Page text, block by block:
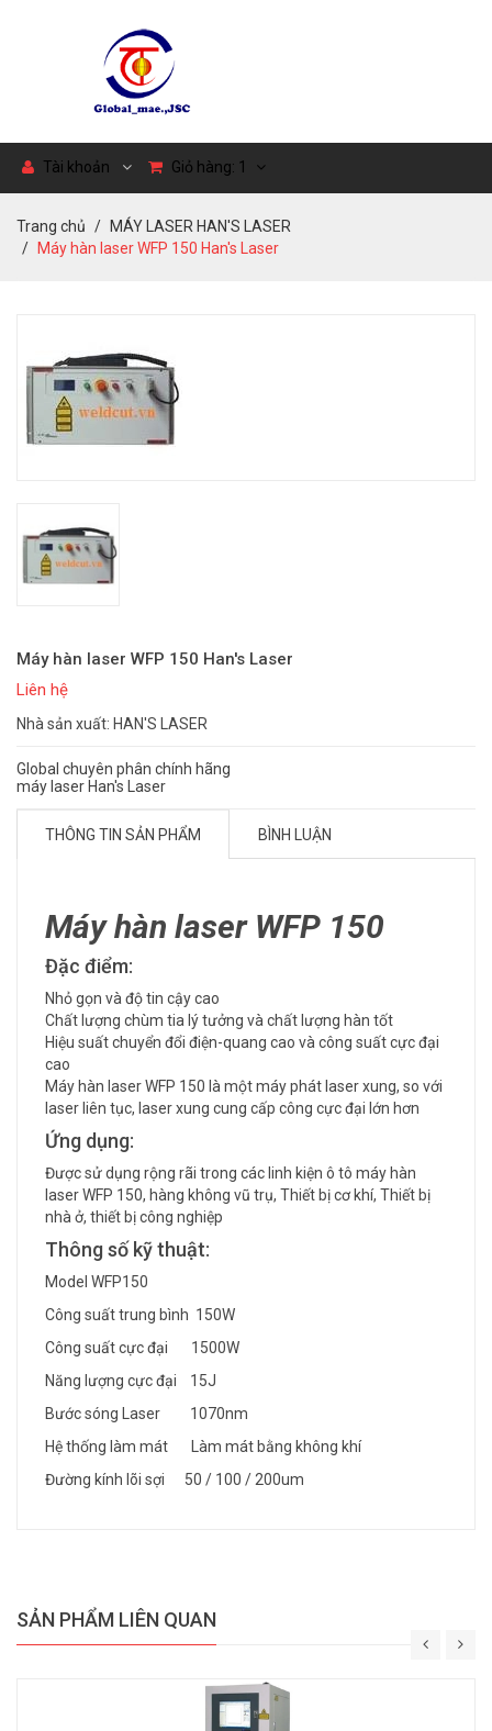
Tài khoản Giỏ hàng: 1
Trang chủ
MÁY LASER HAN'S LASER
Máy hàn laser WFP 150 Han's Laser
Máy hàn laser WFP 150 Han's Laser
Liên hệ
Nhà sản xuất: HAN'S LASER
Global chuyên phân chính hãng
máy laser Han's Laser
THÔNG TIN SẢN PHẨM BÌNH LUẬN
Máy hàn laser WFP 150
Đặc điểm:
Nhỏ gọn và độ tin cậy cao
Chất lượng chùm tia lý tưởng và chất lượng hàn tốt
Hiệu suất chuyển đổi điện-quang cao và công suất cực đại
cao
Máy hàn laser WFP 150 là một máy phát laser xung, so với
laser liên tục, laser xung cung cấp công cực đại lớn hơn
Ứng dụng:
Được sử dụng rộng rãi trong các linh kiện ô tô máy hàn
laser WFP 150, hàng không vũ trụ, Thiết bị cơ khí, Thiết bị
nhà ở, thiết bị công nghiệp
Thông số kỹ thuật:
Model WFP150
Công suất trung bình 150W
Công suất cực đại 1500W
Năng lượng cực đại 15J
Bước sóng Laser 1070nm
Hệ thống làm mát Làm mát bằng không khí
Đường kính lõi sợi 50 / 100 / 200um
SẢN PHẨM LIÊN QUAN